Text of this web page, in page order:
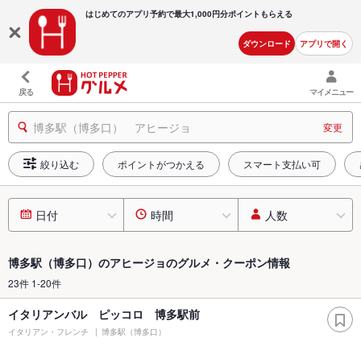
はじめてのアプリ予約で最大1,000円分ポイントもらえる
ダウンロード アプリで開く
戻る マイメニュー
博多駅（博多口） アヒージョ 変更
絞り込む ポイントがつかえる スマート支払い可
日付 時間 人数
博多駅（博多口）のアヒージョのグルメ・クーポン情報
23件 1-20件
イタリアンバル ピッコロ 博多駅前
イタリアン・フレンチ 博多駅（博多口）